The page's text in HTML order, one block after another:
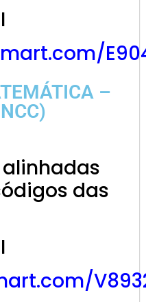
–
alinhadas
das